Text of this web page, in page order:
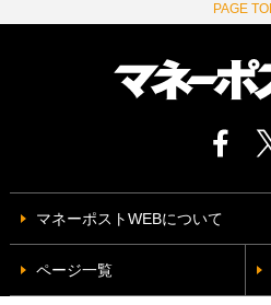
PAGE
マネーポストWEBについて
ページ一覧